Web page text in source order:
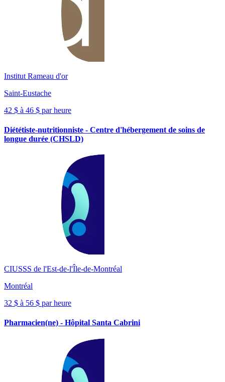
Institut Rameau d'or
Saint-Eustache
42 $ à 46 $ par heure
Diététiste-nutritionniste - Centre d'hébergement de soins de
longue durée (CHSLD)
CIUSSS de l'Est-de-l'Île-de-Montréal
Montréal
32 $ à 56 $ par heure
Pharmacien(ne) - Hôpital Santa Cabrini